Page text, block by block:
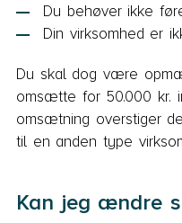
Du behøver ikke
Din virksomhed er
Du skal dog være
omsætte for 50.000 kr.
omsætning overstiger
til en anden type
Kan jeg ændre